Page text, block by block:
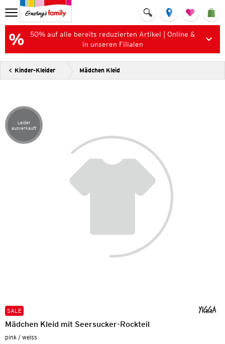
50% auf alle bereits reduzierten Artikel | Online &
in unseren Filialen
Kinder-Kleider Mädchen Kleid
Artikel leider ausverkauft
Leider
ausverkauft
SALE
Mädchen Kleid mit Seersucker-Rockteil
pink / weiss